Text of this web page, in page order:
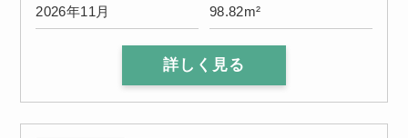
2026年11月
98.82m²
詳しく見る